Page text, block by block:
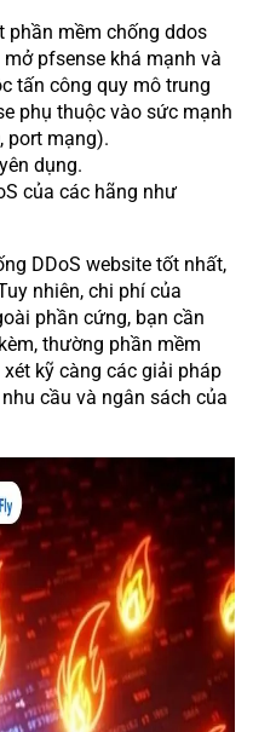
phần mềm chống ddos
pfsense khá mạnh và
tấn công quy mô trung
phụ thuộc vào sức mạnh
port mạng).
dụng.
của các hãng như
DDoS website tốt nhất,
nhiên, chi phí của
phần cứng, bạn cần
thường phần mềm
kỹ càng các giải pháp
cầu và ngân sách của